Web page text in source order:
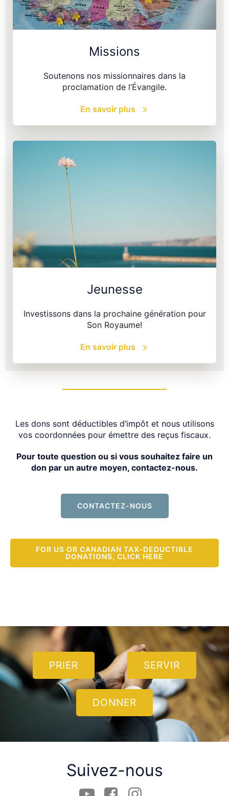
Missions
Soutenons nos missionnaires dans la
proclamation de l’Évangile.
En savoir plus
Jeunesse
Investissons dans la prochaine génération pour
Son Royaume!
En savoir plus
Les dons sont déductibles d’impôt et nous utilisons
vos coordonnées pour émettre des reçus fiscaux.
Pour toute question ou si vous souhaitez faire un
don par un autre moyen, contactez-nous.
CONTACTEZ-NOUS
FOR US OR CANADIAN TAX-DEDUCTIBLE
DONATIONS, CLICK HERE
PRIER SERVIR
DONNER
Suivez-nous